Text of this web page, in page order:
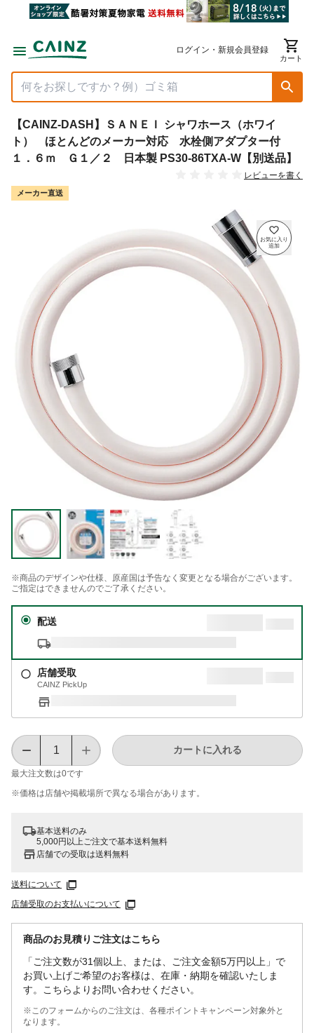
ログイン・新規会員登録
カート
【CAINZ-DASH】ＳＡＮＥＩ シャワホース（ホワイ
ト） ほとんどのメーカー対応 水栓側アダプター付
１．６ｍ Ｇ１／２ 日本製 PS30-86TXA-W【別送品】
レビューを書く
メーカー直送
※商品のデザインや仕様、原産国は予告なく変更となる場合がございます。
ご指定はできませんのでご了承ください。
配送
店舗受取
CAINZ PickUp
最大注文数は0です
カートに入れる
※価格は​店舗や​掲載場所で​異なる​場合が​あります。
基本送料のみ
5,000円以上ご注文で基本送料無料
店舗での受取は送料無料
送料について
店舗受取のお支払いについて
商品のお見積りご注文はこちら
「ご注文数が31個以上、または、ご注文金額5万円以上」で
お買い上げご希望のお客様は、在庫・納期を確認いたしま
す。こちらよりお問い合わせください。
※このフォームからのご注文は、各種ポイントキャンペーン対象外と
なります。